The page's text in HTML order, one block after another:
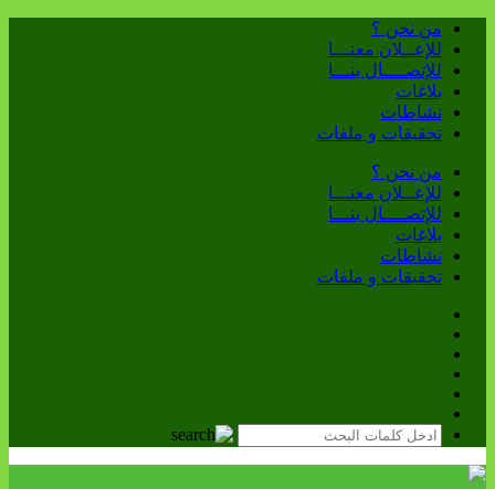
من نحن ؟
للإعــلان معنـــا
للإتصــــال بنـــا
بلاغات
نشاطات
تحقيقات و ملفات
من نحن ؟
للإعــلان معنـــا
للإتصــــال بنـــا
بلاغات
نشاطات
تحقيقات و ملفات